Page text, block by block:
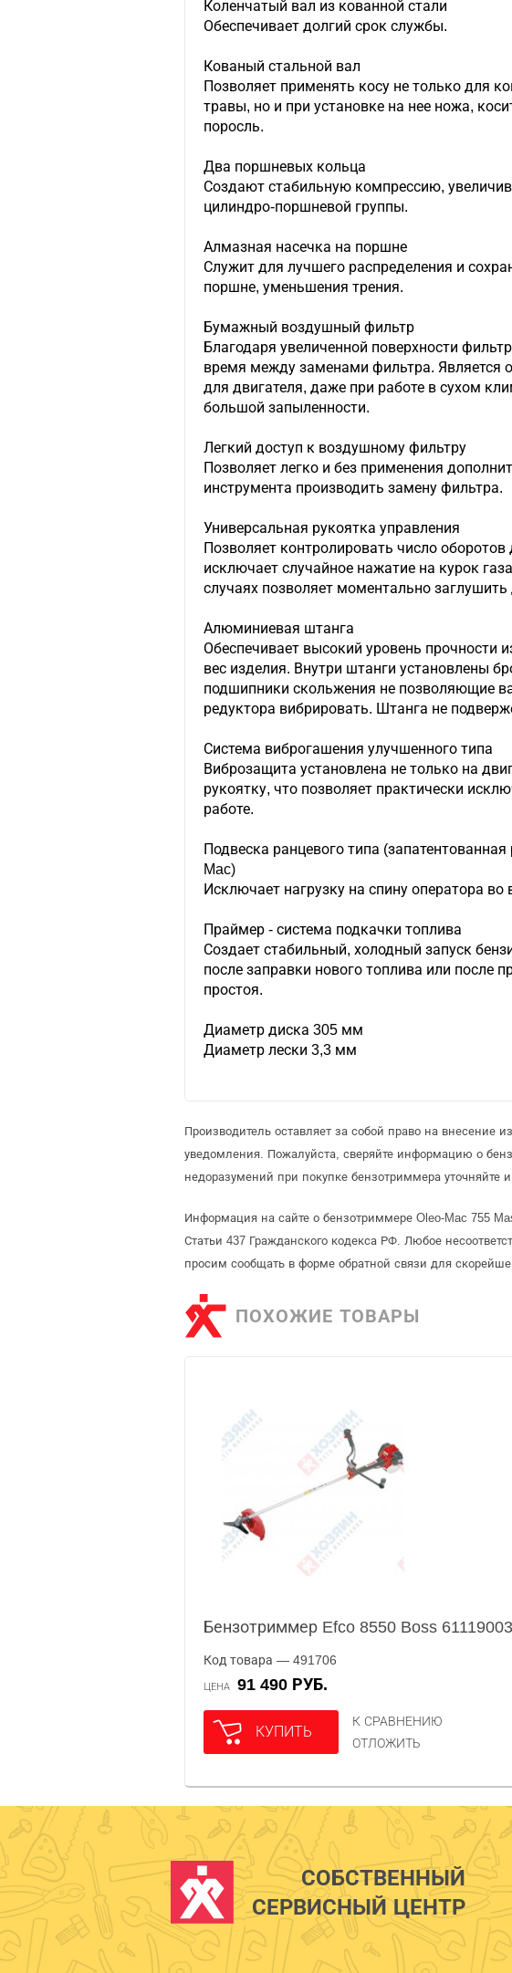
Коленчатый вал из кованной стали
Обеспечивает долгий срок службы.
Кованый стальной вал
Позволяет применять косу не только для
травы, но и при установке на нее ножа,
поросль.
Два поршневых кольца
Создают стабильную компрессию,
цилиндро-поршневой группы.
Алмазная насечка на поршне
Служит для лучшего распределения и
поршне, уменьшения трения.
Бумажный воздушный фильтр
Благодаря увеличенной поверхности
время между заменами фильтра. Является
для двигателя, даже при работе в сухом
большой запыленности.
Легкий доступ к воздушному фильтру
Позволяет легко и без применения
инструмента производить замену фильтра.
Универсальная рукоятка управления
Позволяет контролировать число оборотов
исключает случайное нажатие на курок
случаях позволяет моментально заглушить
Алюминиевая штанга
Обеспечивает высокий уровень прочности
вес изделия. Внутри штанги установлены
подшипники скольжения не позволяющие
редуктора вибрировать. Штанга не
Система виброгашения улучшенного типа
Виброзащита установлена не только на
рукоятку, что позволяет практически
работе.
Подвеска ранцевого типа
Mac)
Исключает нагрузку на спину оператора во
Праймер - система подкачки топлива
Создает стабильный, холодный запуск
после заправки нового топлива или после
простоя.
Диаметр диска 305 мм
Диаметр лески 3,3 мм
Производитель оставляет за собой право на
уведомления. Пожалуйста, сверяйте информацию о
недоразумений при покупке бензотриммера уточняйте
Информация на сайте о бензотриммере Oleo-Mac 755
Статьи 437 Гражданского кодекса РФ. Любое
просим сообщать в форме обратной связи для
ПОХОЖИЕ ТОВАРЫ
Бензотриммер Efco 8550 Boss
Код товара — 491706
ЦЕНА 91 490 РУБ.
КУПИТЬ
К СРАВНЕНИЮ
ОТЛОЖИТЬ
СОБСТВЕННЫЙ
СЕРВИСНЫЙ ЦЕНТР